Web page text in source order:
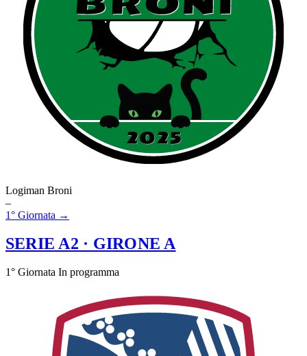
Logiman Broni
–
1° Giornata →
SERIE A2 · GIRONE A
1° Giornata In programma